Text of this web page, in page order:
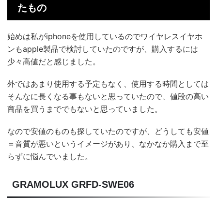
たもの
始めは私がiphoneを使用しているのでワイヤレスイヤホ
ンもapple製品で検討していたのですが、購入するには
少々高値だと感じました。
外ではあまり使用する予定もなく、使用する時間としては
そんなに長くなる事もないと思っていたので、値段の高い
商品を買うまででもないと思っていました。
なので安値のものも探していたのですが、どうしても安値
＝音質が悪いというイメージがあり、なかなか購入まで至
らずに悩んでいました。
GRAMOLUX GRFD-SWE06